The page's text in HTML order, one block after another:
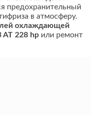
предохранительный
в атмосферу.
охлаждающей
AT 228 hp или ремонт